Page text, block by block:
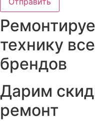
технику
брендов
Дарим
ремонт